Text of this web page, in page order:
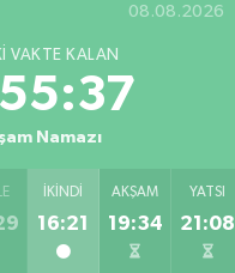
08.08.2026
VAKTE KALAN
Namazı
İKINDI
16:21
AKŞAM
19:34
YATSI
21:08